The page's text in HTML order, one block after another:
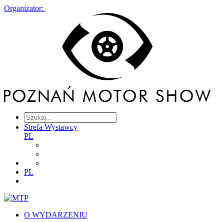
Organizator:
Strefa Wystawcy
PL
PL
O WYDARZENIU